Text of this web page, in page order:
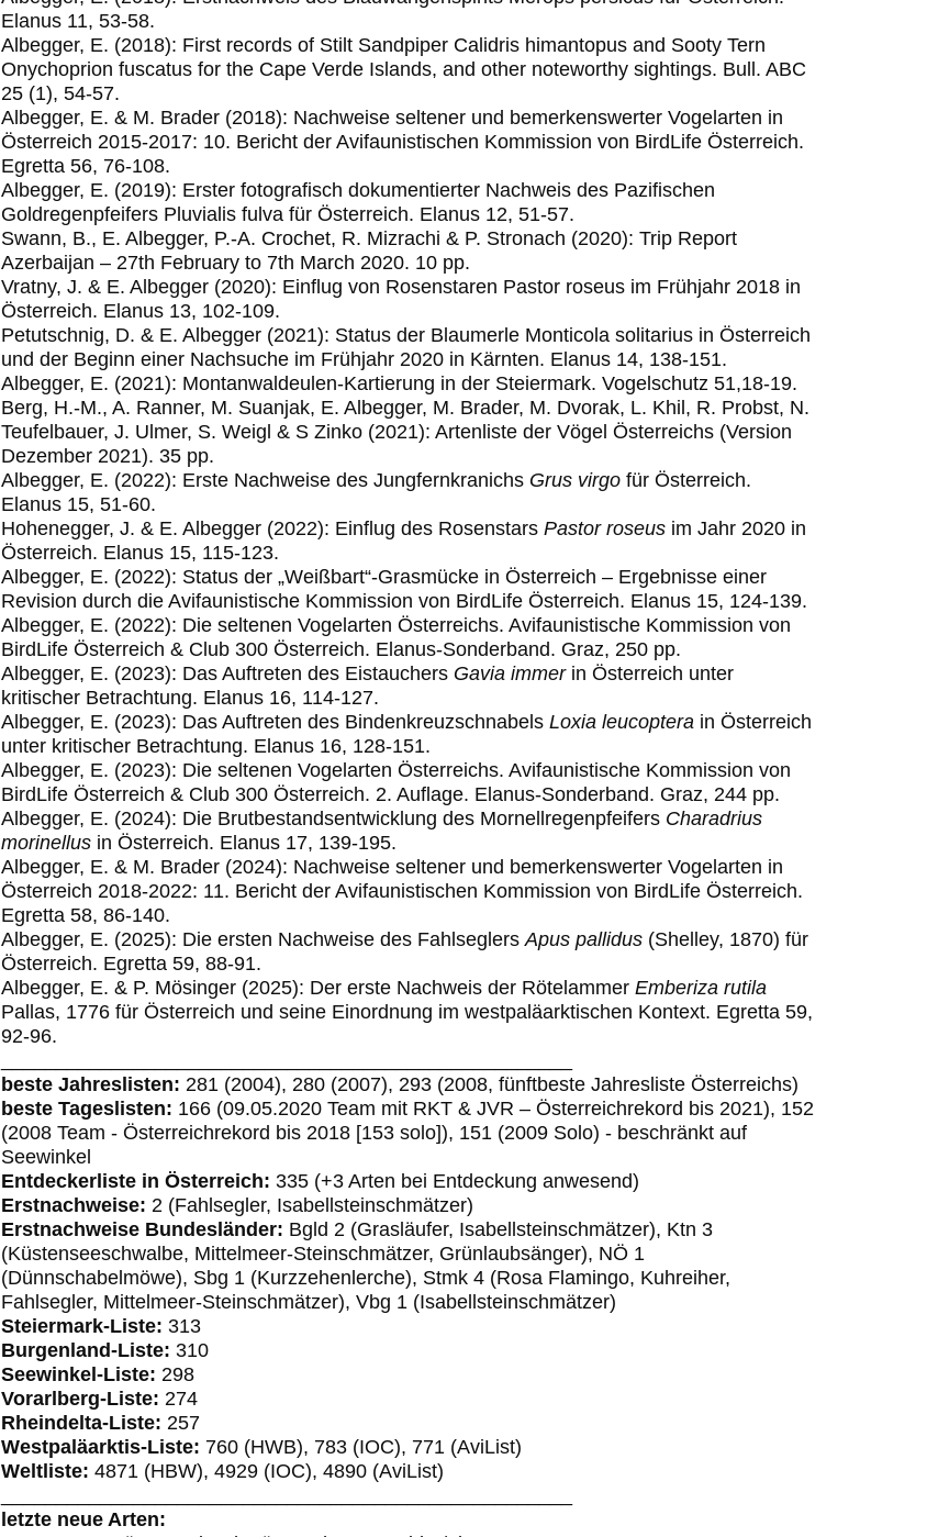
Elanus 11, 53-58.
Albegger, E. (2018): First records of Stilt Sandpiper Calidris himantopus and Sooty Tern
Onychoprion fuscatus for the Cape Verde Islands, and other noteworthy sightings. Bull. ABC
25 (1), 54-57.
Albegger, E. & M. Brader (2018): Nachweise seltener und bemerkenswerter Vogelarten in
Österreich 2015-2017: 10. Bericht der Avifaunistischen Kommission von BirdLife Österreich.
Egretta 56, 76-108.
Albegger, E. (2019): Erster fotografisch dokumentierter Nachweis des Pazifischen
Goldregenpfeifers Pluvialis fulva für Österreich. Elanus 12, 51-57.
Swann, B., E. Albegger, P.-A. Crochet, R. Mizrachi & P. Stronach (2020): Trip Report
Azerbaijan – 27th February to 7th March 2020. 10 pp.
Vratny, J. & E. Albegger (2020): Einflug von Rosenstaren Pastor roseus im Frühjahr 2018 in
Österreich. Elanus 13, 102-109.
Petutschnig, D. & E. Albegger (2021): Status der Blaumerle Monticola solitarius in Österreich
und der Beginn einer Nachsuche im Frühjahr 2020 in Kärnten. Elanus 14, 138-151.
Albegger, E. (2021): Montanwaldeulen-Kartierung in der Steiermark. Vogelschutz 51,18-19.
Berg, H.-M., A. Ranner, M. Suanjak, E. Albegger, M. Brader, M. Dvorak, L. Khil, R. Probst, N.
Teufelbauer, J. Ulmer, S. Weigl & S Zinko (2021): Artenliste der Vögel Österreichs (Version
Dezember 2021). 35 pp.
Albegger, E. (2022): Erste Nachweise des Jungfernkranichs Grus virgo für Österreich.
Elanus 15, 51-60.
Hohenegger, J. & E. Albegger (2022): Einflug des Rosenstars Pastor roseus im Jahr 2020 in
Österreich. Elanus 15, 115-123.
Albegger, E. (2022): Status der „Weißbart“-Grasmücke in Österreich – Ergebnisse einer
Revision­ ­durch­ die ­Avifaunistische­ Kommission­ von ­BirdLife ­Österreich. Elanus 15, 124-139.
Albegger, E. (2022): Die seltenen Vogelarten Österreichs. Avifaunistische Kommission von
BirdLife Österreich & Club 300 Österreich. Elanus-Sonderband. Graz, 250 pp.
Albegger, E. (2023): Das Auftreten des Eistauchers Gavia immerin Österreich unter
kritischer Betrachtung. Elanus 16, 114-127.
Albegger, E. (2023): Das Auftreten des Bindenkreuzschnabels Loxia leucoptera in Österreich
unter kritischer Betrachtung. Elanus 16, 128-151.
Albegger, E. (2023): Die seltenen Vogelarten Österreichs. Avifaunistische Kommission von
BirdLife Österreich & Club 300 Österreich. 2. Auflage. Elanus-Sonderband. Graz, 244 pp.
Albegger, E. (2024): Die Brutbestandsentwicklung des Mornellregenpfeifers Charadrius
morinellus in Österreich. Elanus 17, 139-195.
Albegger, E. & M. Brader (2024): Nachweise seltener und bemerkenswerter Vogelarten in
Österreich 2018-2022: 11. Bericht der Avifaunistischen Kommission von BirdLife Österreich.
Egretta 58, 86-140.
Albegger, E. (2025): Die ersten Nachweise des Fahlseglers Apus pallidus (Shelley, 1870) für
Österreich. Egretta 59, 88-91.
Albegger, E. & P. Mösinger (2025): Der erste Nachweis der Rötelammer Emberiza rutila
Pallas, 1776 für Österreich und seine Einordnung im westpaläarktischen Kontext. Egretta 59,
92-96.
beste Jahreslisten: 281 (2004), 280 (2007), 293 (2008, fünftbeste Jahresliste Österreichs)
beste Tageslisten: 166 (09.05.2020 Team mit RKT & JVR – Österreichrekord bis 2021), 152
(2008 Team - Österreichrekord bis 2018 [153 solo]), 151 (2009 Solo) - beschränkt auf
Seewinkel
Entdeckerliste in Österreich: 335 (+3 Arten bei Entdeckung anwesend)
Erstnachweise: 2 (Fahlsegler, Isabellsteinschmätzer)
Erstnachweise Bundesländer: Bgld 2 (Grasläufer, Isabellsteinschmätzer), Ktn 3
(Küstenseeschwalbe, Mittelmeer-Steinschmätzer, Grünlaubsänger), NÖ 1
(Dünnschabelmöwe), Sbg 1 (Kurzzehenlerche), Stmk 4 (Rosa Flamingo, Kuhreiher,
Fahlsegler, Mittelmeer-Steinschmätzer), Vbg 1 (Isabellsteinschmätzer)
Steiermark-Liste: 313
Burgenland-Liste: 310
Seewinkel-Liste: 298
Vorarlberg-Liste: 274
Rheindelta-Liste: 257
Westpaläarktis-Liste: 760 (HWB), 783 (IOC), 771 (AviList)
Weltliste: 4871 (HBW), 4929 (IOC), 4890 (AviList)
letzte neue Arten: